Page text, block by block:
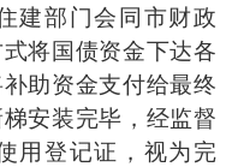
建部门会同市财政
将国债资金下达各
助资金支付给最终
安装完毕，经监督
用登记证，视为完